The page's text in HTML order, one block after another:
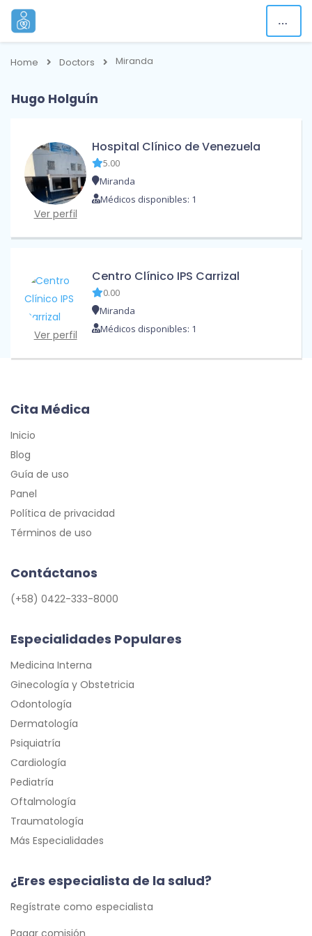
Home Doctors Miranda
Hugo Holguín
Ver perfil
Hospital Clínico de Venezuela
5.00
Miranda
Médicos disponibles: 1
Ver perfil
Centro Clínico IPS Carrizal
0.00
Miranda
Médicos disponibles: 1
Cita Médica
Inicio
Blog
Guía de uso
Panel
Política de privacidad
Términos de uso
Contáctanos
(+58) 0422-333-8000
Especialidades Populares
Medicina Interna
Ginecología y Obstetricia
Odontología
Dermatología
Psiquiatría
Cardiología
Pediatría
Oftalmología
Traumatología
Más Especialidades
¿Eres especialista de la salud?
Regístrate como especialista
Pagar comisión